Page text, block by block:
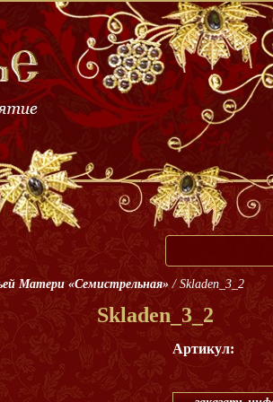
Матери «Семистрельная» / Skladen_3_2
Skladen_3_2
Артикул: